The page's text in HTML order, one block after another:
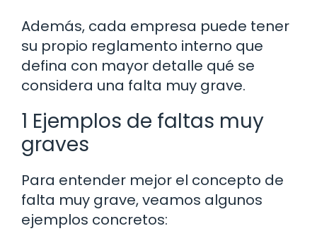
Además, cada empresa puede tener
su propio reglamento interno que
defina con mayor detalle qué se
considera una falta muy grave.
1 Ejemplos de faltas muy
graves
Para entender mejor el concepto de
falta muy grave, veamos algunos
ejemplos concretos: